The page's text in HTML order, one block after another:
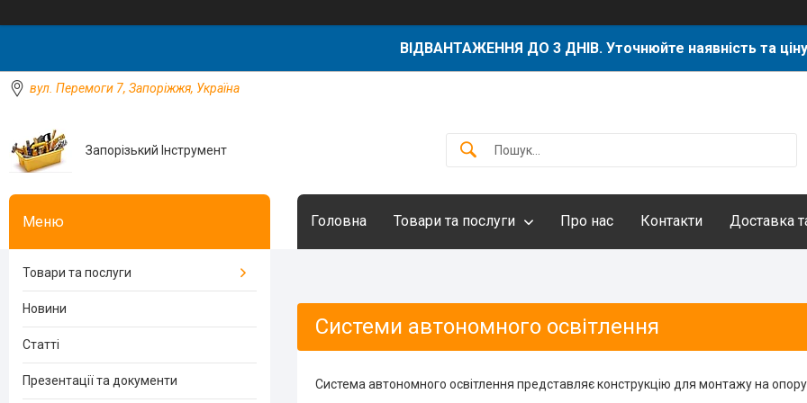
ВІДВАНТАЖЕННЯ ДО 3 ДНІВ. Уточнюйте наявність та
вул. Перемоги 7, Запоріжжя, Україна
Запорізький Інструмент
Головна Товари та послуги Про нас Контакти Доставка
Системи автономного освітлення
Система автономного освітлення представляє конструкцію для монтажу на
Товари та послуги
Новини
Статті
Презентації та документи